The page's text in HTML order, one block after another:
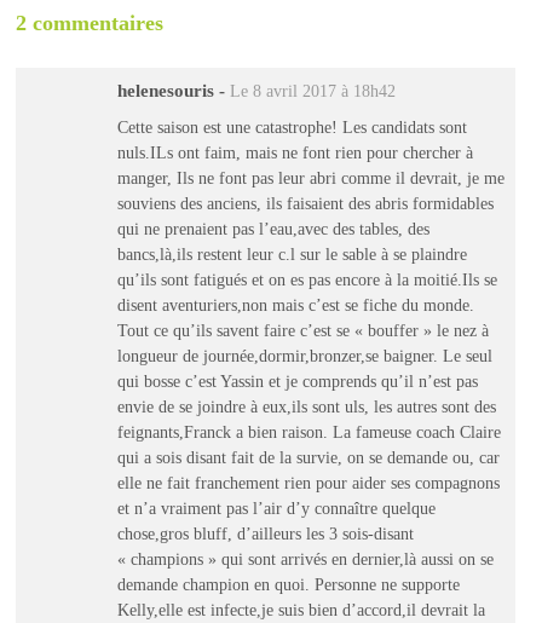
2 commentaires
helenesouris - Le 8 avril 2017 à 18h42
Cette saison est une catastrophe! Les candidats sont
nuls.ILs ont faim, mais ne font rien pour chercher à
manger, Ils ne font pas leur abri comme il devrait, je me
souviens des anciens, ils faisaient des abris formidables
qui ne prenaient pas l’eau,avec des tables, des
bancs,là,ils restent leur c.l sur le sable à se plaindre
qu’ils sont fatigués et on es pas encore à la moitié.Ils se
disent aventuriers,non mais c’est se fiche du monde.
Tout ce qu’ils savent faire c’est se « bouffer » le nez à
longueur de journée,dormir,bronzer,se baigner. Le seul
qui bosse c’est Yassin et je comprends qu’il n’est pas
envie de se joindre à eux,ils sont uls, les autres sont des
feignants,Franck a bien raison. La fameuse coach Claire
qui a sois disant fait de la survie, on se demande ou, car
elle ne fait franchement rien pour aider ses compagnons
et n’a vraiment pas l’air d’y connaître quelque
chose,gros bluff, d’ailleurs les 3 sois-disant
« champions » qui sont arrivés en dernier,là aussi on se
demande champion en quoi. Personne ne supporte
Kelly,elle est infecte,je suis bien d’accord,il devrait la